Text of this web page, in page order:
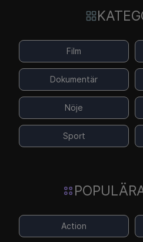
Film
Dokumentär
Nöje
Sport
Action